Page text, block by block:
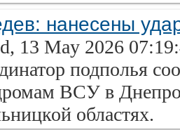
нанесены
13 May 2026
подполья
ВСУ в
областях.